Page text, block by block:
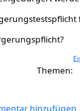
hinzufügen